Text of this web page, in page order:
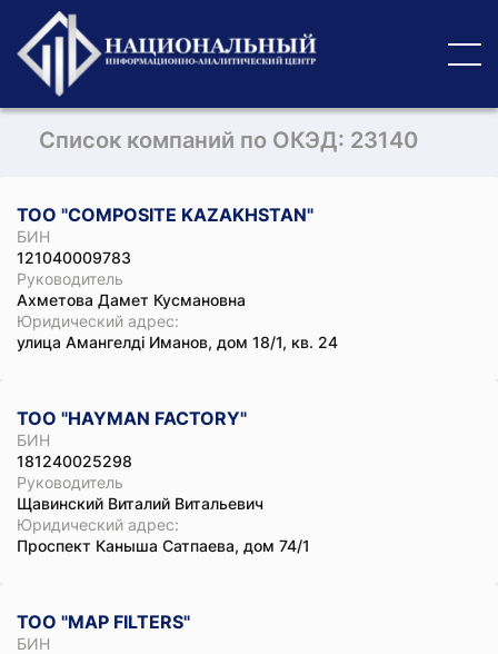
Список компаний по ОКЭД: 23140
ТОО "COMPOSITE KAZAKHSTAN"
БИН
121040009783
Руководитель
Ахметова Дамет Кусмановна
Юридический адрес:
улица Амангелді Иманов, дом 18/1, кв. 24
ТОО "HAYMAN FACTORY"
БИН
181240025298
Руководитель
Щавинский Виталий Витальевич
Юридический адрес:
Проспект Каныша Сатпаева, дом 74/1
ТОО "MAP FILTERS"
БИН